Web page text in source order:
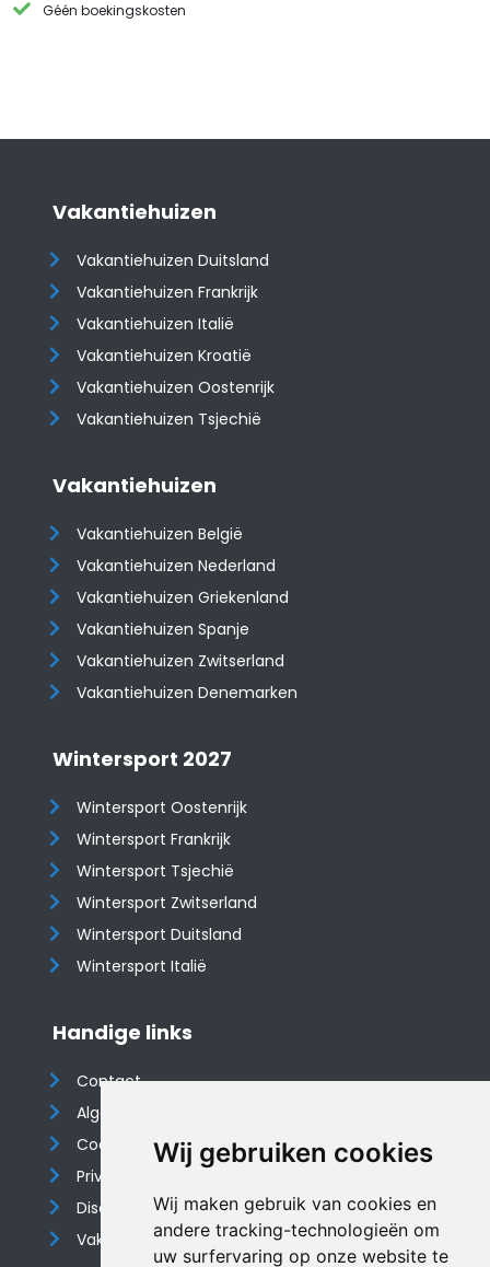
Wij gebruiken cookies
Wij maken gebruik van cookies en
andere tracking-technologieën om
uw surfervaring op onze website te
Géén boekingskosten
Vakantiehuizen
Vakantiehuizen Duitsland
Vakantiehuizen Frankrijk
Vakantiehuizen Italië
Vakantiehuizen Kroatië
​​​​​​​Vakantiehuizen Oostenrijk
Vakantiehuizen Tsjechië
Vakantiehuizen
Vakantiehuizen België
Vakantiehuizen Nederland
Vakantiehuizen Griekenland
Vakantiehuizen Spanje
​​​​​​​Vakantiehuizen Zwitserland
Vakantiehuizen Denemarken
Wintersport 2027
Wintersport Oostenrijk
Wintersport Frankrijk
Wintersport Tsjechië
Wintersport Zwitserland
Wintersport Duitsland
Wintersport Italië
Handige links
Contact
Algemene voorwaarden
Cookieverklaring
Privacyverklaring
Disclaimer
Vakantiehuis website